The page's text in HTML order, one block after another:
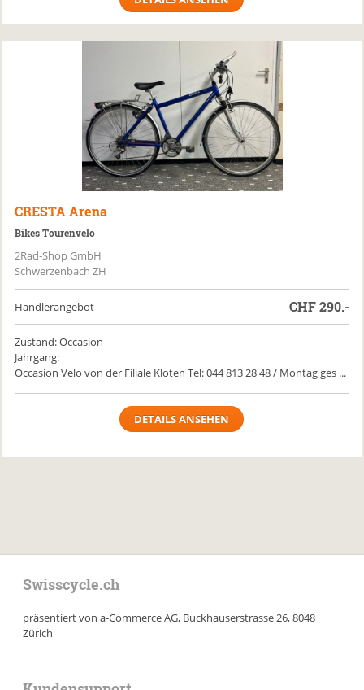
CRESTA Arena
Bikes Tourenvelo
2Rad-Shop GmbH
Schwerzenbach ZH
Händlerangebot CHF290.-
Zustand: Occasion
Jahrgang:
Occasion Velo von der Filiale Kloten Tel: 044 813 28 48 / Montag ges ...
DETAILS ANSEHEN
Swisscycle.ch
präsentiert von a-Commerce AG, Buckhauserstrasse 26, 8048
Zürich